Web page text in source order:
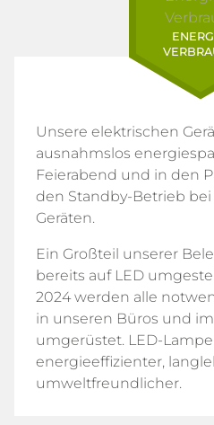
Unsere elektrischen
ausnahmslos
Feierabend und in den
den Standby-Betrieb
Geräten.
Ein Großteil unserer
bereits auf LED
2024 werden alle
in unseren Büros und
umgerüstet. LED-
energieeffizienter,
umweltfreundlicher.